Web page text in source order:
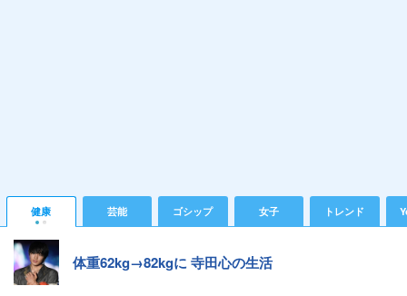
健康 芸能 ゴシップ 女子 トレンド
体重62kg→82kgに 寺田心の生活